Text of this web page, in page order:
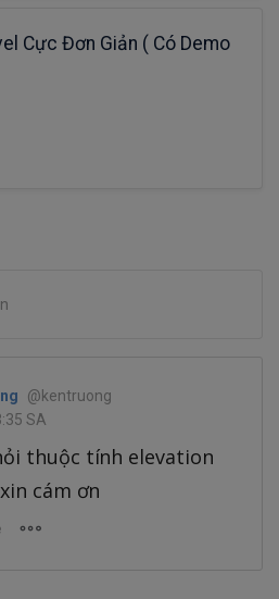
Cực Đơn Giản ( Có Demo
@kentruong
SA
thuộc tính elevation
cám ơn